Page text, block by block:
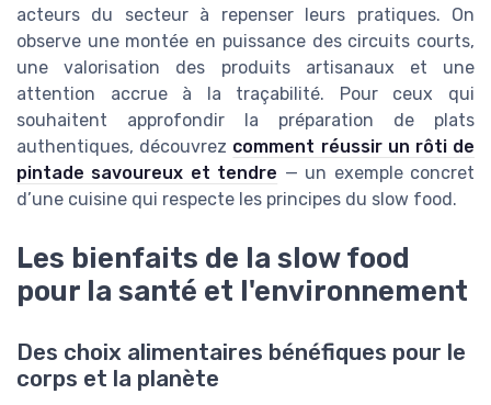
acteurs du secteur à repenser leurs pratiques. On
observe une montée en puissance des circuits courts,
une valorisation des produits artisanaux et une
attention accrue à la traçabilité. Pour ceux qui
souhaitent approfondir la préparation de plats
authentiques, découvrez comment réussir un rôti de
pintade savoureux et tendre — un exemple concret
d’une cuisine qui respecte les principes du slow food.
Les bienfaits de la slow food
pour la santé et l'environnement
Des choix alimentaires bénéfiques pour le
corps et la planète